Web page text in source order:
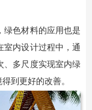
绿色材料的应用也是
室内设计过程中，通
、多尺度实现室内绿
到更好的改善。